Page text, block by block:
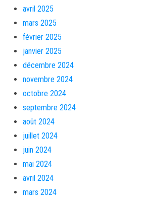
avril 2025
mars 2025
février 2025
janvier 2025
décembre 2024
novembre 2024
octobre 2024
septembre 2024
août 2024
juillet 2024
juin 2024
mai 2024
avril 2024
mars 2024